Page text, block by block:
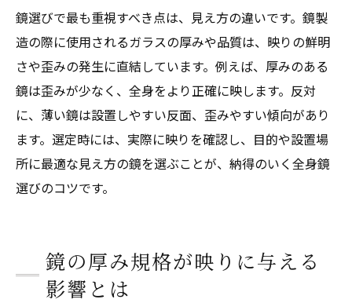
鏡選びで最も重視すべき点は、見え方の違いです。鏡製
造の際に使用されるガラスの厚みや品質は、映りの鮮明
さや歪みの発生に直結しています。例えば、厚みのある
鏡は歪みが少なく、全身をより正確に映します。反対
に、薄い鏡は設置しやすい反面、歪みやすい傾向があり
ます。選定時には、実際に映りを確認し、目的や設置場
所に最適な見え方の鏡を選ぶことが、納得のいく全身鏡
選びのコツです。
鏡の厚み規格が映りに与える
影響とは